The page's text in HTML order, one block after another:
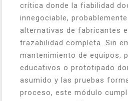
crítica donde la fiabilidad
innegociable,
alternativas de fabricantes
trazabilidad completa. Sin
mantenimiento de equipos,
educativos o prototipado
asumido y las pruebas
proceso, este módulo